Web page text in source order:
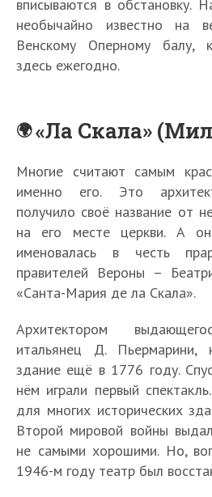
вписываются в обстановку.
необычайно известно на
Венскому Оперному балу,
здесь ежегодно.
«Ла Скала»
Многие считают самым
именно его. Это
получило своё название от
на его месте церкви. А
именовалась в честь
правителей Вероны –
«Санта-Мария де ла Скала».
Архитектором
итальянец Д. Пьермарини,
здание ещё в 1776 году.
нём играли первый
для многих исторических
Второй мировой войны
не самыми хорошими. Но,
1946-м году театр был